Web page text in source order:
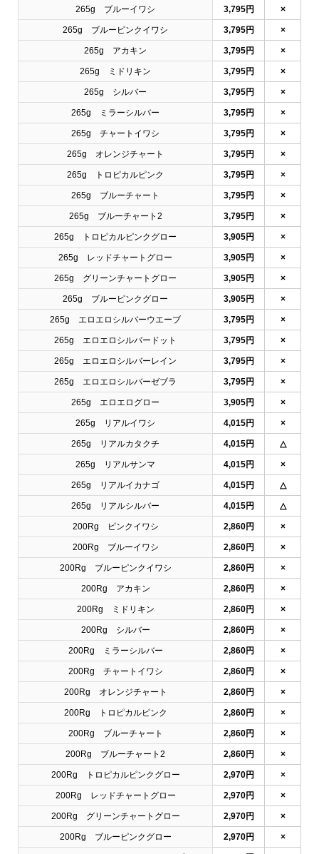
265g ブルーイワシ 3,795円 ×
265g ブルーピンクイワシ 3,795円 ×
265g アカキン 3,795円 ×
265g ミドリキン 3,795円 ×
265g シルバー 3,795円 ×
265g ミラーシルバー 3,795円 ×
265g チャートイワシ 3,795円 ×
265g オレンジチャート 3,795円 ×
265g トロピカルピンク 3,795円 ×
265g ブルーチャート 3,795円 ×
265g ブルーチャート2 3,795円 ×
265g トロピカルピンクグロー 3,905円 ×
265g レッドチャートグロー 3,905円 ×
265g グリーンチャートグロー 3,905円 ×
265g ブルーピンクグロー 3,905円 ×
265g エロエロシルバーウエーブ 3,795円 ×
265g エロエロシルバードット 3,795円 ×
265g エロエロシルバーレイン 3,795円 ×
265g エロエロシルバーゼブラ 3,795円 ×
265g エロエログロー 3,905円 ×
265g リアルイワシ 4,015円 ×
265g リアルカタクチ 4,015円 △
265g リアルサンマ 4,015円 ×
265g リアルイカナゴ 4,015円 △
265g リアルシルバー 4,015円 △
200Rg ピンクイワシ 2,860円 ×
200Rg ブルーイワシ 2,860円 ×
200Rg ブルーピンクイワシ 2,860円 ×
200Rg アカキン 2,860円 ×
200Rg ミドリキン 2,860円 ×
200Rg シルバー 2,860円 ×
200Rg ミラーシルバー 2,860円 ×
200Rg チャートイワシ 2,860円 ×
200Rg オレンジチャート 2,860円 ×
200Rg トロピカルピンク 2,860円 ×
200Rg ブルーチャート 2,860円 ×
200Rg ブルーチャート2 2,860円 ×
200Rg トロピカルピンクグロー 2,970円 ×
200Rg レッドチャートグロー 2,970円 ×
200Rg グリーンチャートグロー 2,970円 ×
200Rg ブルーピンクグロー 2,970円 ×